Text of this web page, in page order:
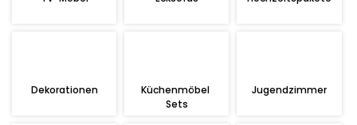
Dekorationen
Küchenmöbel
Sets
Jugendzimmer